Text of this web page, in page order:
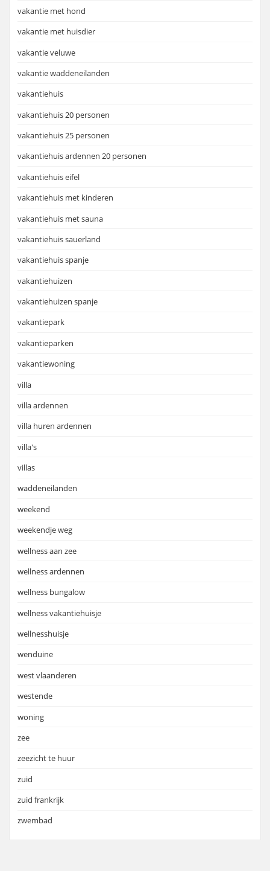
vakantie met hond
vakantie met huisdier
vakantie veluwe
vakantie waddeneilanden
vakantiehuis
vakantiehuis 20 personen
vakantiehuis 25 personen
vakantiehuis ardennen 20 personen
vakantiehuis eifel
vakantiehuis met kinderen
vakantiehuis met sauna
vakantiehuis sauerland
vakantiehuis spanje
vakantiehuizen
vakantiehuizen spanje
vakantiepark
vakantieparken
vakantiewoning
villa
villa ardennen
villa huren ardennen
villa's
villas
waddeneilanden
weekend
weekendje weg
wellness aan zee
wellness ardennen
wellness bungalow
wellness vakantiehuisje
wellnesshuisje
wenduine
west vlaanderen
westende
woning
zee
zeezicht te huur
zuid
zuid frankrijk
zwembad